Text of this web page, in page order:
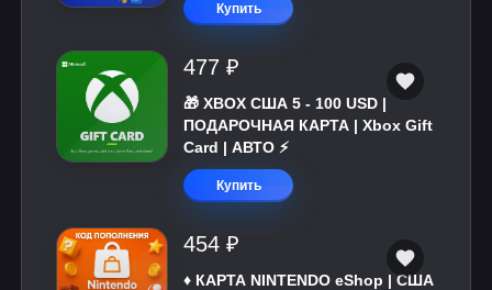
Купить
477 ₽
🎁 XBOX США 5 - 100 USD |
ПОДАРОЧНАЯ КАРТА | Xbox Gift
Card | АВТО ⚡
Купить
454 ₽
♦️ КАРТА NINTENDO eShop | США